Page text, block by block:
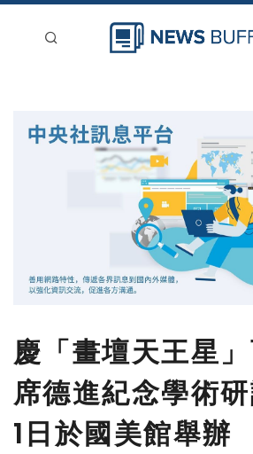
慶「畫壇天王星
席德進紀念學術
1日於國美館舉辦